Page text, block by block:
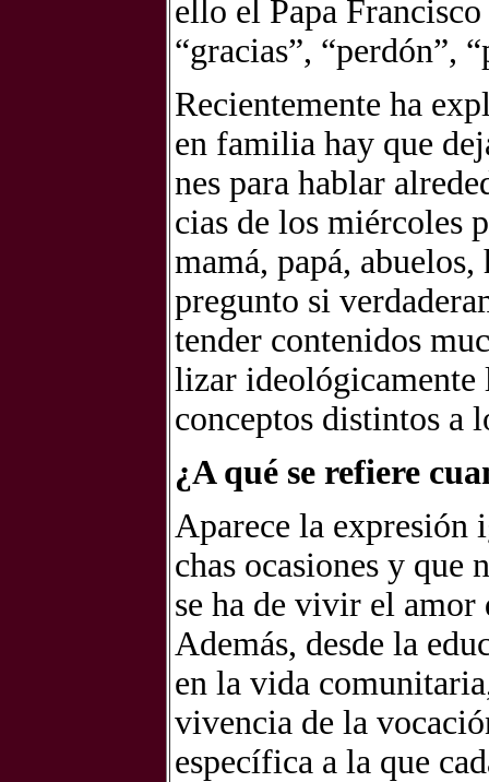
ello el Papa
“gra­cias”, “per­dón”,
Re­cien­te­men­te ha
en fa­mi­lia hay que
nes para ha­blar
cias de los miér­co­les
mamá, papá,
pre­gun­to si
ten­der con­te­ni­dos
li­zar ideo­ló­gi­ca­men­te
con­cep­tos dis­tin­tos a
¿A qué se re­fie­re
Apa­re­ce la ex­pre­sión
chas oca­sio­nes y que
se ha de vi­vir el
Ade­más, des­de la
en la vida
vi­ven­cia de la
es­pe­cí­fi­ca a la que